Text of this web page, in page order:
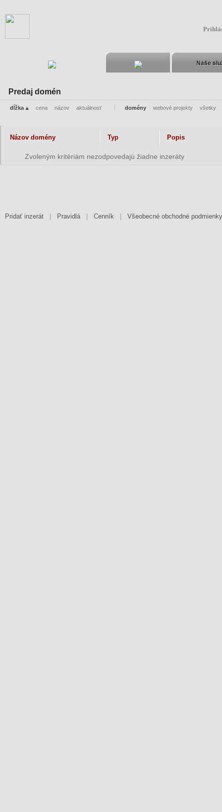
Predaj domén
dĺžka cena názov aktuálnosť domény webové projekty všetky
Názov domény Typ Popis
Zvoleným kritériám nezodpovedajú žiadne inzeráty
Pridať inzerát Pravidlá| Cenník Všeobecné obchodné podmienky